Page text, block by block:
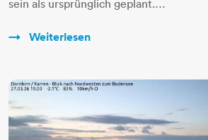
sein als ursprünglich geplant.…
Weiterlesen